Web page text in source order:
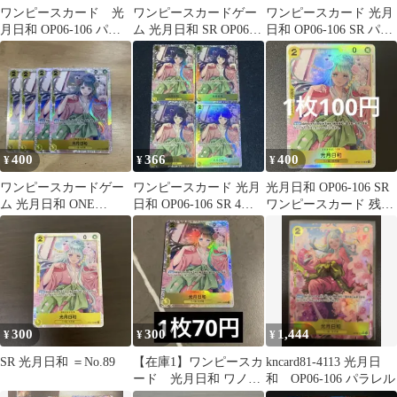
ワンピースカード 光
月日和 OP06-106 パラ
レル 1枚まとめ売り
ワンピースカードゲー
ム 光月日和 SR OP06-
106 2枚セット
ワンピースカード 光月
日和 OP06-106 SR パラ
レル2枚 背景 春と夏
¥400
ワンピースカードゲー
ム 光月日和 ONE
PIECE
¥366
ワンピースカード 光月
日和 OP06-106 SR 4枚
セット
¥400
光月日和 OP06-106 SR
ワンピースカード 残り
10枚
¥300
SR 光月日和 ＝No.89
¥300
【在庫1】ワンピースカ
ード 光月日和 ワノ国
¥ 1,444
kncard81-4113 光月日
和 OP06-106 パラレル